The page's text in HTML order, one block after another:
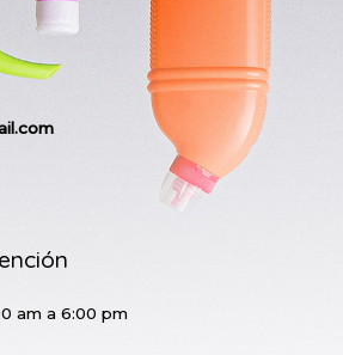
am a 6:00 pm